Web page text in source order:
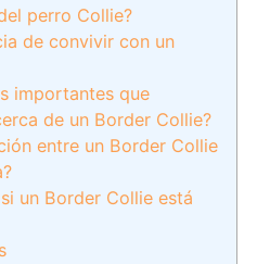
perro Collie?
de convivir con un
importantes que
de un Border Collie?
entre un Border Collie
un Border Collie está